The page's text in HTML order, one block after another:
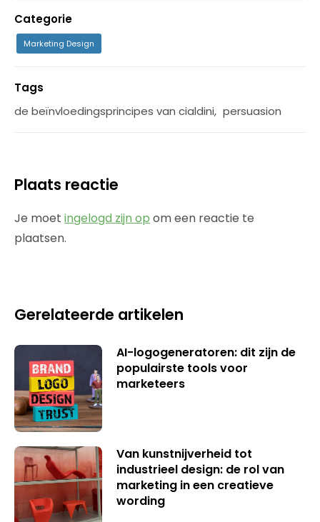
Categorie
Marketing Design
Tags
de beïnvloedingsprincipes van cialdini, persuasion
Plaats reactie
Je moet ingelogd zijn op om een reactie te
plaatsen.
Gerelateerde artikelen
AI-logogeneratoren: dit zijn de
populairste tools voor
marketeers
Van kunstnijverheid tot
industrieel design: de rol van
marketing in een creatieve
wording